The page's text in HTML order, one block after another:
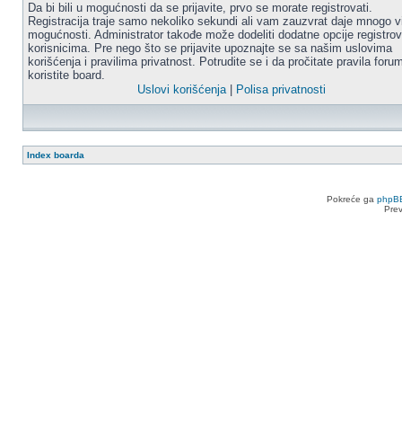
Da bi bili u mogućnosti da se prijavite, prvo se morate registrovati.
Registracija traje samo nekoliko sekundi ali vam zauzvrat daje mnogo
mogućnosti. Administrator takođe može dodeliti dodatne opcije
korisnicima. Pre nego što se prijavite upoznajte se sa našim uslovima
korišćenja i pravilima privatnost. Potrudite se i da pročitate pravila
koristite board.
Uslovi korišćenja| Polisa privatnosti
Index boarda
Pokreće ga